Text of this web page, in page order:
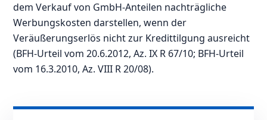
dem Verkauf von GmbH-Anteilen nachträgliche
Werbungskosten darstellen, wenn der
Veräußerungserlös nicht zur Kredittilgung ausreicht
(BFH-Urteil vom 20.6.2012, Az. IX R 67/10; BFH-Urteil
vom 16.3.2010, Az. VIII R 20/08).